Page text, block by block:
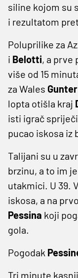
siline kojom su
i rezultatom
Poluprilike za
i Belotti, a prve
više od 15
za Wales Gunter
lopta otišla kraj
isti igrač
pucao iskosa iz
Talijani su u
brzinu, a to im
utakmici. U 39.
iskosa, a na
Pessina koji
gola.
Pogodak
Tri minute